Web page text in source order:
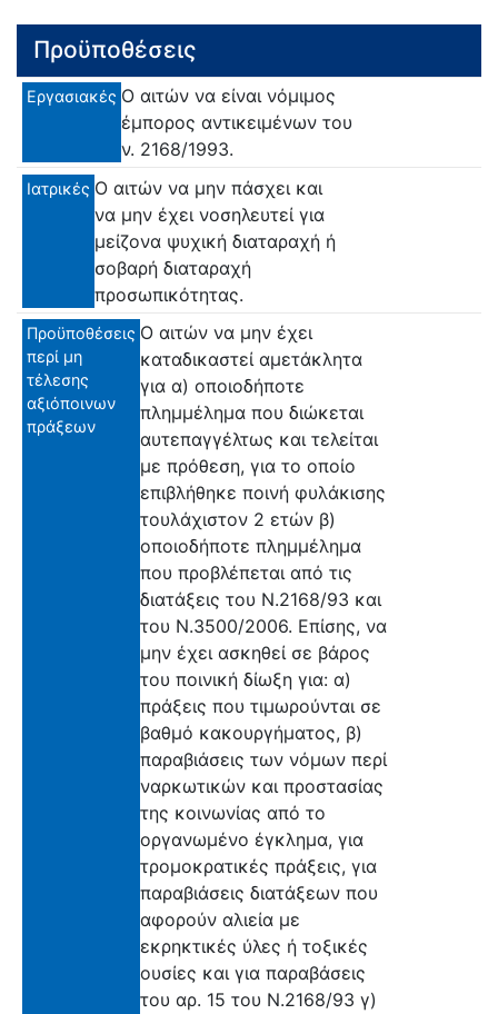
Προϋποθέσεις
Εργασιακές Ο αιτών να είναι νόμιμος
έμπορος αντικειμένων του
ν. 2168/1993.
Ιατρικές Ο αιτών να μην πάσχει και
να μην έχει νοσηλευτεί για
μείζονα ψυχική διαταραχή ή
σοβαρή διαταραχή
προσωπικότητας.
Προϋποθέσεις
περί μη
τέλεσης
αξιόποινων
πράξεων
Ο αιτών να μην έχει
καταδικαστεί αμετάκλητα
για α) οποιοδήποτε
πλημμέλημα που διώκεται
αυτεπαγγέλτως και τελείται
με πρόθεση, για το οποίο
επιβλήθηκε ποινή φυλάκισης
τουλάχιστον 2 ετών β)
οποιοδήποτε πλημμέλημα
που προβλέπεται από τις
διατάξεις του Ν.2168/93 και
του Ν.3500/2006. Επίσης, να
μην έχει ασκηθεί σε βάρος
του ποινική δίωξη για: α)
πράξεις που τιμωρούνται σε
βαθμό κακουργήματος, β)
παραβιάσεις των νόμων περί
ναρκωτικών και προστασίας
της κοινωνίας από το
οργανωμένο έγκλημα, για
τρομοκρατικές πράξεις, για
παραβιάσεις διατάξεων που
αφορούν αλιεία με
εκρηκτικές ύλες ή τοξικές
ουσίες και για παραβάσεις
του αρ. 15 του Ν.2168/93 γ)